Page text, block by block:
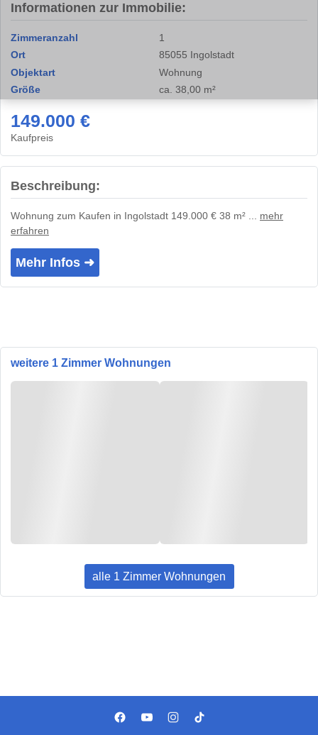
Informationen zur Immobilie:
Zimmeranzahl
1
Ort
85055 Ingolstadt
Objektart
Wohnung
Größe
ca. 38,00 m²
149.000 €
Kaufpreis
Beschreibung:
Wohnung zum Kaufen in Ingolstadt 149.000 € 38 m² ... mehr
erfahren
Mehr Infos ➜
weitere 1 Zimmer Wohnungen
alle 1 Zimmer Wohnungen